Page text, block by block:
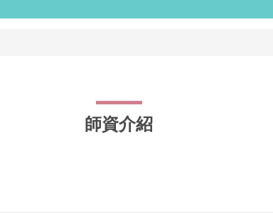
師資介紹